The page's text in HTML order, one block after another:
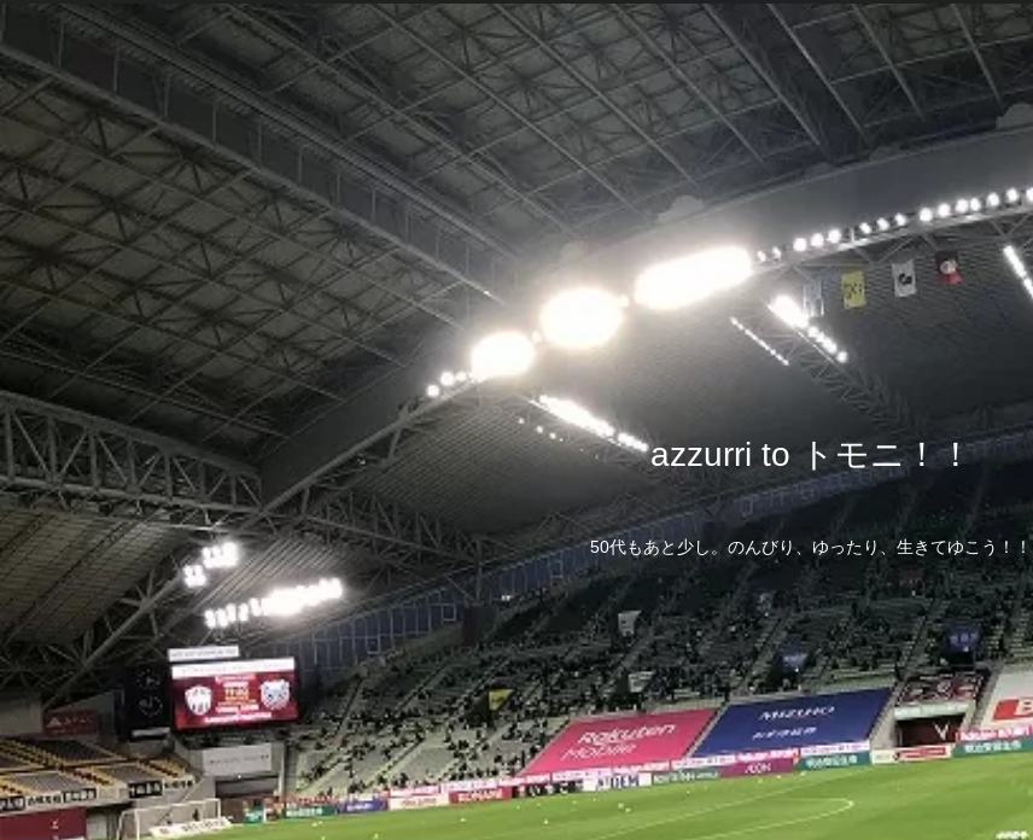
azzurri to トモニ！！
50代もあと少し。のんびり、ゆったり、生きてゆこう！！